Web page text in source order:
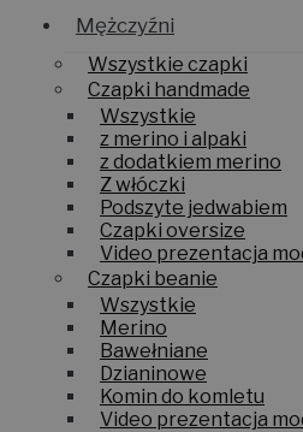
Mężczyźni
Wszystkie czapki
Czapki handmade
Wszystkie
z merino i alpaki
z dodatkiem merino
Z włóczki
Podszyte jedwabiem
Czapki oversize
Video prezentacja
Czapki beanie
Wszystkie
Merino
Bawełniane
Dzianinowe
Komin do komletu
Video prezentacja